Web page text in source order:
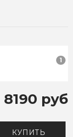
1
8190 руб
КУПИТЬ